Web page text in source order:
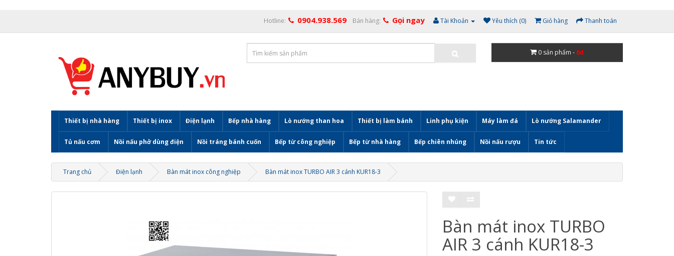
Hotline: 0904.938.569 Bán hàng: Gọi ngay Tài Khoản Yêu thích (0) Giỏ hàng Thanh toán
0 sản phẩm - 0đ
Thiết bị nhà hàng Thiết bị inox Điện lạnh Bếp nhà hàng Lò nướng than hoa Thiết bị làm bánh Linh phụ kiện Máy làm đá Lò nướng Salamander
Tủ nấu cơm Nồi nấu phở dùng điện Nồi tráng bánh cuốn Bếp từ công nghiệp Bếp từ nhà hàng Bếp chiên nhúng Nồi nấu rượu Tin tức
Trang chủ Điện lạnh Bàn mát inox công nghiệp Bàn mát inox TURBO AIR 3 cánh KUR18-3
Bàn mát inox TURBO
AIR 3 cánh KUR18-3